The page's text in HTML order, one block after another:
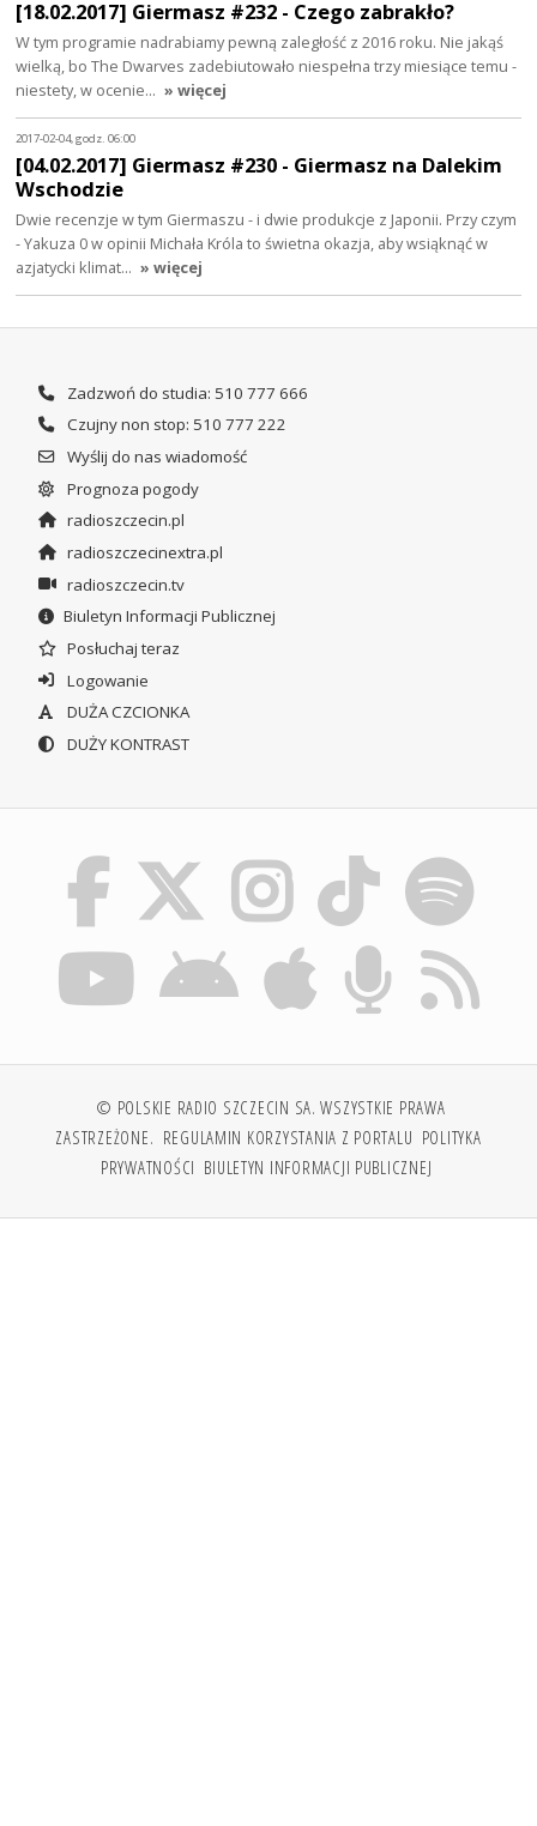
[18.02.2017] Giermasz #232 - Czego zabrakło?
W tym programie nadrabiamy pewną zaległość z 2016 roku. Nie jakąś
wielką, bo The Dwarves zadebiutowało niespełna trzy miesiące temu -
niestety, w ocenie… » więcej
2017-02-04, godz. 06:00
[04.02.2017] Giermasz #230 - Giermasz na Dalekim
Wschodzie
Dwie recenzje w tym Giermaszu - i dwie produkcje z Japonii. Przy czym
- Yakuza 0 w opinii Michała Króla to świetna okazja, aby wsiąknąć w
azjatycki klimat… » więcej
Zadzwoń do studia: 510 777 666
Czujny non stop: 510 777 222
Wyślij do nas wiadomość
Prognoza pogody
radioszczecin.pl
radioszczecinextra.pl
radioszczecin.tv
Biuletyn Informacji Publicznej
Posłuchaj teraz
Logowanie
DUŻA CZCIONKA
DUŻY KONTRAST
© POLSKIE RADIO SZCZECIN SA. WSZYSTKIE PRAWA
ZASTRZEŻONE. REGULAMIN KORZYSTANIA Z PORTALU POLITYKA
PRYWATNOŚCI BIULETYN INFORMACJI PUBLICZNEJ